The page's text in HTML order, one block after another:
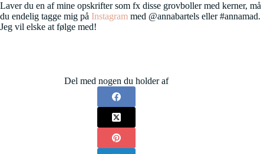
Laver du en af mine opskrifter som fx disse grovboller med kerner, må
du endelig tagge mig på Instagram med @annabartels eller #annamad.
Jeg vil elske at følge med!
Del med nogen du holder af